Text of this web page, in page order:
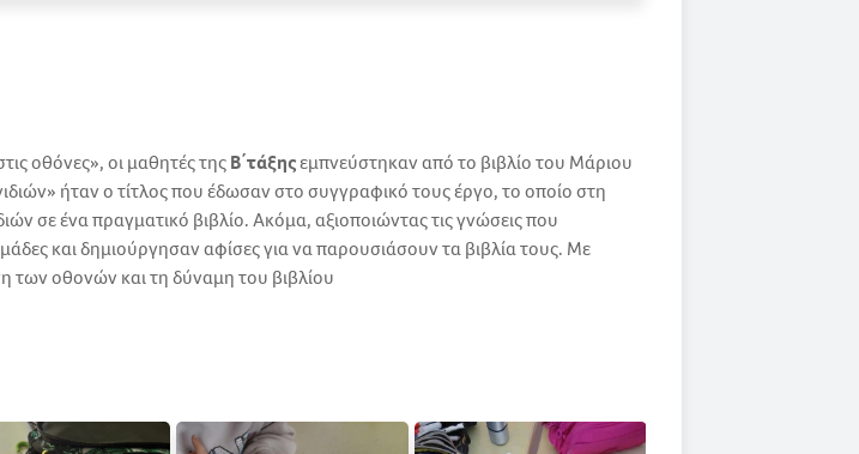
οθόνες», οι μαθητές τηςΒ΄τάξηςεμπνεύστηκαν από το βιβλίο του Μάριου
ήταν ο τίτλος που έδωσαν στο συγγραφικό τους έργο, το οποίο στη
σε ένα πραγματικό βιβλίο. Ακόμα, αξιοποιώντας τις γνώσεις που
και δημιούργησαν αφίσες για να παρουσιάσουν τα βιβλία τους. Με
των οθονών και τη δύναμη του βιβλίου